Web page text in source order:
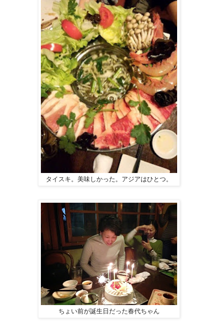
タイスキ。美味しかった。アジアはひとつ。
ちょい前が誕生日だった春代ちゃん